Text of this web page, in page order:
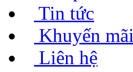
Tin tức
Khuyến mãi
Liên hệ